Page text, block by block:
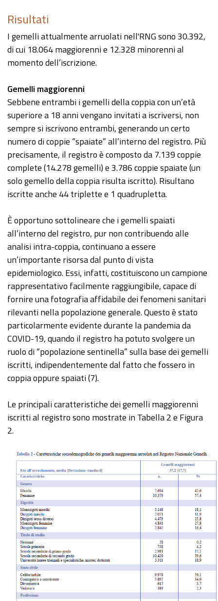
Risultati
I gemelli attualmente arruolati nell'RNG sono 30.392,
di cui 18.064 maggiorenni e 12.328 minorenni al
momento dell’iscrizione.
Gemelli maggiorenni
Sebbene entrambi i gemelli della coppia con un’età
superiore a 18 anni vengano invitati a iscriversi, non
sempre si iscrivono entrambi, generando un certo
numero di coppie “spaiate” all’interno del registro. Più
precisamente, il registro è composto da 7.139 coppie
complete (14.278 gemelli) e 3.786 coppie spaiate (un
solo gemello della coppia risulta iscritto). Risultano
iscritte anche 44 triplette e 1 quadrupletta.
È opportuno sottolineare che i gemelli spaiati
all’interno del registro, pur non contribuendo alle
analisi intra-coppia, continuano a essere
un’importante risorsa dal punto di vista
epidemiologico. Essi, infatti, costituiscono un campione
rappresentativo facilmente raggiungibile, capace di
fornire una fotografia affidabile dei fenomeni sanitari
rilevanti nella popolazione generale. Questo è stato
particolarmente evidente durante la pandemia da
COVID-19, quando il registro ha potuto svolgere un
ruolo di “popolazione sentinella” sulla base dei gemelli
iscritti, indipendentemente dal fatto che fossero in
coppia oppure spaiati (7).
Le principali caratteristiche dei gemelli maggiorenni
iscritti al registro sono mostrate in Tabella 2 e Figura
2.